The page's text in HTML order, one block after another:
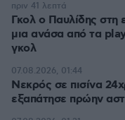
Γκολ ο Παυλίδης στη
μια ανάσα από τα
γκολ
πριν 41 λεπτά
Νεκρός σε πισίνα
εξαπάτησε πρώην
07.08.2026, 01:44